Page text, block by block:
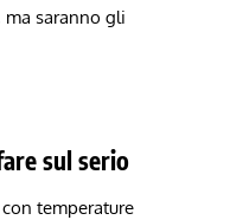
ma saranno gli
sul serio
con temperature